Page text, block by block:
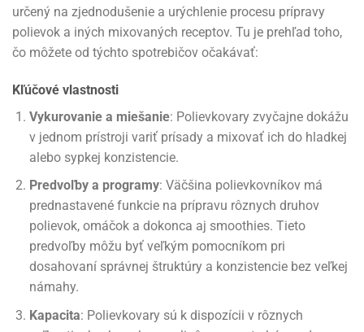
určený na zjednodušenie a urýchlenie procesu prípravy
polievok a iných mixovaných receptov. Tu je prehľad toho,
čo môžete od týchto spotrebičov očakávať:
Kľúčové vlastnosti
Vykurovanie a miešanie: Polievkovary zvyčajne dokážu
v jednom prístroji variť prísady a mixovať ich do hladkej
alebo sypkej konzistencie.
Predvoľby a programy: Väčšina polievkovníkov má
prednastavené funkcie na prípravu rôznych druhov
polievok, omáčok a dokonca aj smoothies. Tieto
predvoľby môžu byť veľkým pomocníkom pri
dosahovaní správnej štruktúry a konzistencie bez veľkej
námahy.
Kapacita: Polievkovary sú k dispozícii v rôznych